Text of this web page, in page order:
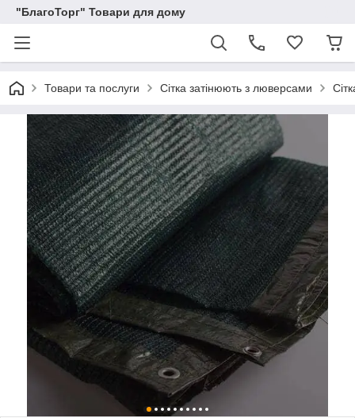
"БлагоТорг" Товари для дому
Товари та послуги Сітка затінюють з люверсами